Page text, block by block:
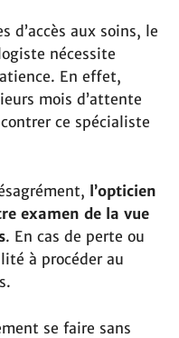
d’accès aux soins, le
nécessite
En effet,
mois d’attente
ce spécialiste
l’opticien
examen de la vue
. En cas de perte ou
à procéder au
se faire sans